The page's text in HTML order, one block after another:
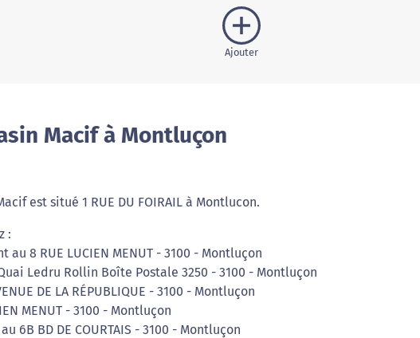
Ajouter
Macif à Montluçon
est situé 1 RUE DU FOIRAIL à Montlucon.
:
au 8 RUE LUCIEN MENUT - 3100 - Montluçon
Ledru Rollin Boîte Postale 3250 - 3100 - Montluçon
DE LA RÉPUBLIQUE - 3100 - Montluçon
MENUT - 3100 - Montluçon
6B BD DE COURTAIS - 3100 - Montluçon